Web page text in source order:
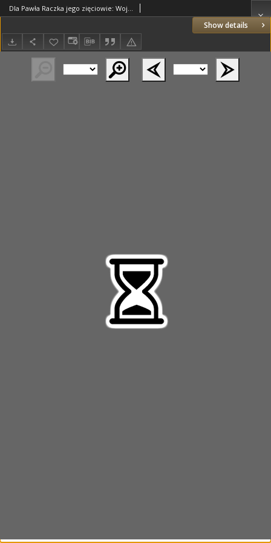
Show details
Dla Pawła Raczka jego zięciowie: Wojciech Dziadkowski, podsędek ziemi mielnickiej, i Jerzy Rokitnicki, Wilno 23.11.1552